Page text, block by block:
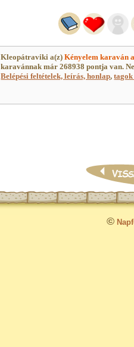
Kleopátraviki a(z)Kényelem karaván
karavánnak már 268938 pontja van.
Belépési feltételek, leírás, honlap,
©